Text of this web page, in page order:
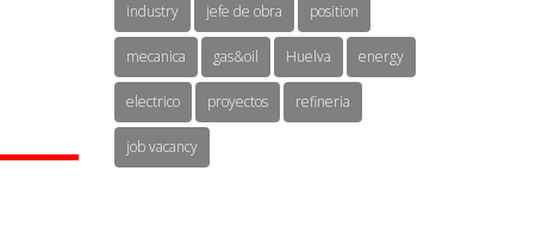
industry jefe de obra position
mecanica gas&oil Huelva energy
electrico proyectos refineria
job vacancy